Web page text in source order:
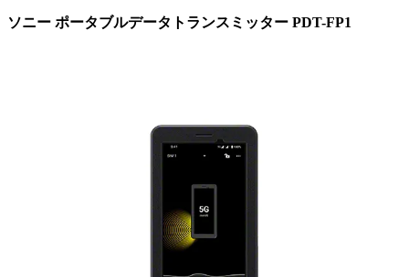
ソニー ポータブルデータトランスミッター PDT-FP1